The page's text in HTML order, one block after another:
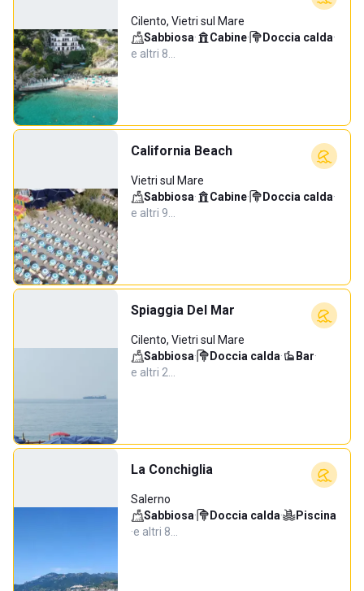
Cilento, Vietri sul Mare
Sabbiosa· Cabine· Doccia calda·
e altri 8…
California Beach
Vietri sul Mare
Sabbiosa· Cabine· Doccia calda·
e altri 9…
Spiaggia Del Mar
Cilento, Vietri sul Mare
Sabbiosa· Doccia calda· Bar·
e altri 2…
La Conchiglia
Salerno
Sabbiosa· Doccia calda·
Piscina
·e altri 8…